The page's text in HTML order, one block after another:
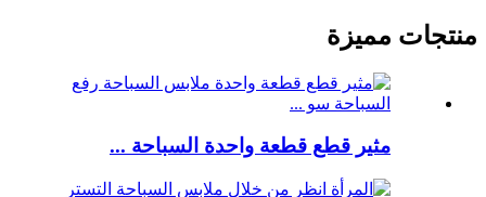
منتجات مميزة
مثير قطع قطعة واحدة السباحة ...